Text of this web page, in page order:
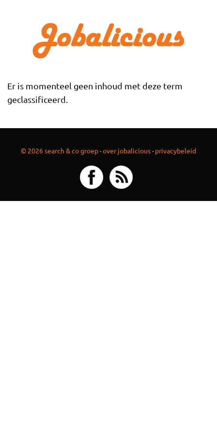
Er is momenteel geen inhoud met deze term
geclassificeerd.
© 2026 search & co groep ·over jobalicious · privacybeleid